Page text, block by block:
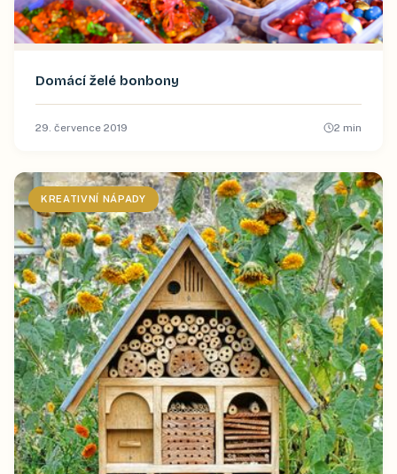
Domácí želé bonbony
29. července 2019 2 min
KREATIVNÍ NÁPADY